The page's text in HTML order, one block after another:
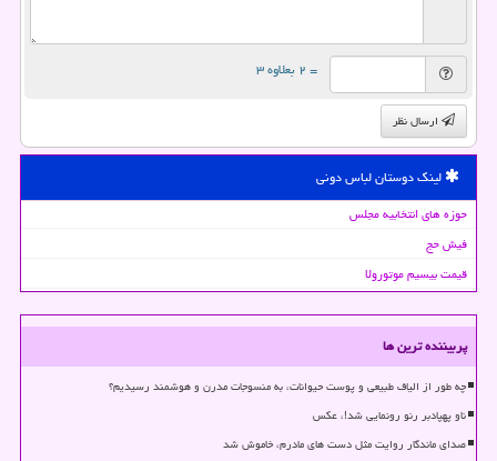
= ۲ بعلاوه ۳
ارسال نظر
لینک دوستان لباس دونی
حوزه های انتخابیه مجلس
فیش حج
قیمت بیسیم موتورولا
پربیننده ترین ها
چه طور از الیاف طبیعی و پوست حیوانات، به منسوجات مدرن و هوشمند رسیدیم؟
ناو پهپادبر رنو رونمایی شد!، عکس
صدای ماندگار روایت مثل دست های مادرم، خاموش شد